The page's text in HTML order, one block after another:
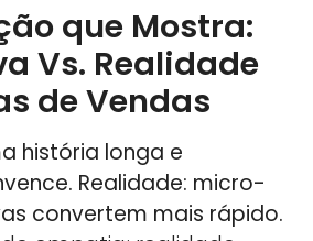
que Mostra:
Vs. Realidade
de Vendas
história longa e
Realidade: micro-
convertem mais rápido.